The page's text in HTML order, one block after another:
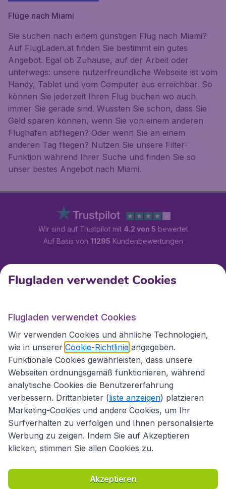
Flüge nach Miami
Sie suchen nach einem günstigen Flug nach Miami?
Auf FlugLaden.at finden Sie bestimmt ein gutes
Angebot. Egal ob Zuhause, auf der Arbeit oder
unterwegs: unsere nutzerfreundliche Webseite ist vom
Handy, Tablet und vom Computer aus erreichbar. So
können Sie jederzeit Ihren Flug buchen wo auch
immer Sie gerade sind. Wussten Sie schon, dass Sie
Geld sparen können, wenn Sie von einem anderen
Flughafen abfliegen? Oder wenn Sie an einem
anderen Tag fliegen? Nutzen Sie unsere Filter-
Funktion während Ihrer Suche und finden Sie so
unser bestes Angebot nach Miami.
Wir sind auf Trustpilot mit 4.2 von 5 bewertet
Auf Basis von 11295 Kundenbewertungen
Kundenservice
Flugladen.at
Internationale Webseiten
Richtlinien und Bedingungen
Haftungsausschluss
Flugladen verwendet Cookies
Flugladen verwendet Cookies
Wir verwenden Cookies und ähnliche Technologien,
wie in unserer Cookie-Richtlinie angegeben.
Funktionale Cookies gewährleisten, dass unsere
Webseiten ordnungsgemäß funktionieren, während
analytische Cookies die Benutzererfahrung
verbessern. Drittanbieter (liste anzeigen) platzieren
Marketing-Cookies und andere Cookies, um Ihr
Surfverhalten zu verfolgen und Ihnen personalisierte
Werbung zu zeigen. Indem Sie auf Akzeptieren
klicken, stimmen Sie allen Cookies zu.
Akzeptieren